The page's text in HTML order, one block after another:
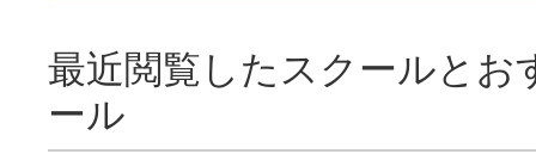
最近閲覧したスクールとお
ール